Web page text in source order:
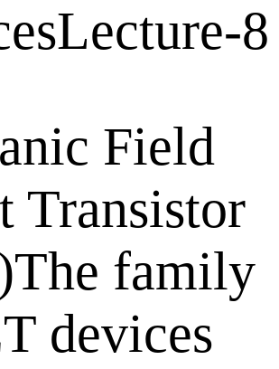
8
Field
Transistor
family
devices